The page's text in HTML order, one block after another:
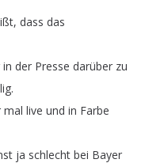
, dass das
in der Presse darüber zu
.
mal live und in Farbe
ja schlecht bei Bayer